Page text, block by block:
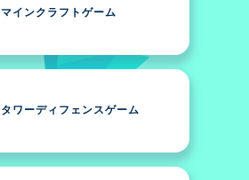
マインクラフトゲーム
タワーディフェンスゲーム